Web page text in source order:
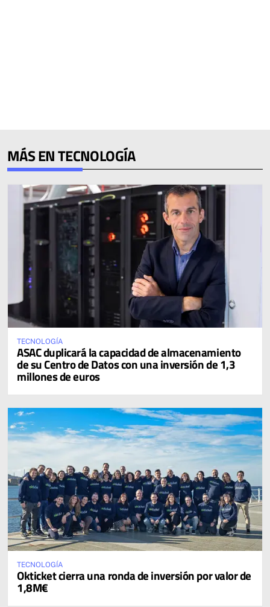
MÁS EN TECNOLOGÍA
TECNOLOGÍA
ASAC duplicará la capacidad de almacenamiento
de su Centro de Datos con una inversión de 1,3
millones de euros
TECNOLOGÍA
Okticket cierra una ronda de inversión por valor de
1,8M€